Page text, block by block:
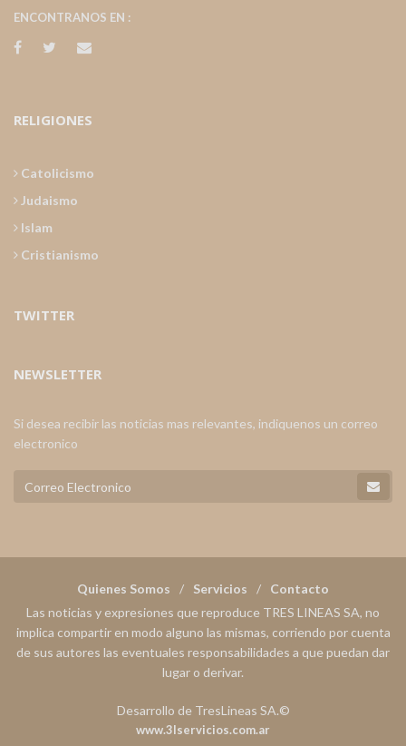
ENCONTRANOS EN :
RELIGIONES
Catolicismo
Judaismo
Islam
Cristianismo
TWITTER
NEWSLETTER
Si desea recibir las noticias mas relevantes, indiquenos un correo
electronico
Quienes Somos Servicios
Contacto
Las noticias y expresiones que reproduce TRES LINEAS SA, no
implica compartir en modo alguno las mismas, corriendo por cuenta
de sus autores las eventuales responsabilidades a que puedan dar
lugar o derivar.
Desarrollo de TresLineas SA.©
www.3lservicios.com.ar